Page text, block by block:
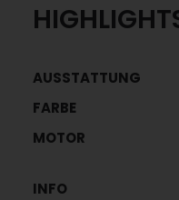
AUSSTATTUNG
FARBE
MOTOR
INFO